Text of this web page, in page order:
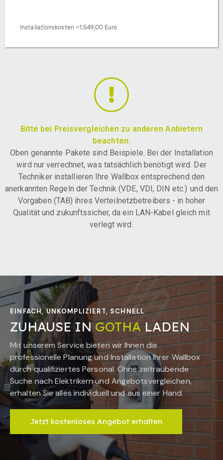
Installationskosten ~1.549,00 Euro
Bitte bei Preisvergleichen zu anderen Anbietern
beachten:
Oben genannte Pakete sind Beispiele. Bei der Installation
wird nur verrechnet, was tatsächlich benötigt wird. Der
Techniker installieren Ihre Wallbox entsprechend den
anerkannten Regeln der Technik (VDE, VDI, DIN etc.) und den
Vorgaben (TAB) ihres Verteilnetzbetreibers - in hoher
Qualität und zukunftssicher, da ein LAN-Kabel gleich mit
verlegt wird.
EINFACH, UNKOMPLIZIERT, SCHNELL
ZUHAUSE INGOTHALADEN
Mit unserem Service bieten wir Ihnen die
professionelle Planung und Installation Ihrer Wallbox
durch qualifiziertes Personal. Ohne zeitraubende
Suche nach Elektrikern und Angebotsvergleichen,
erhalten Sie alles individuell und aus einer Hand.
Jetzt kostenloses Angebot erhalten